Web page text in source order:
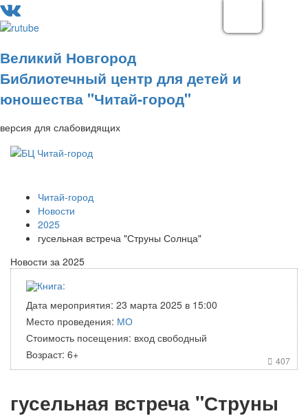
Великий Новгород
Библиотечный центр для детей и
юношества "Читай-город"
версия для слабовидящих
Читай-город
Новости
2025
гусельная встреча "Струны Солнца"
Новости за 2025
Дата мероприятия: 23 марта 2025 в 15:00
Место проведения: МО
Стоимость посещения: вход свободный
Возраст: 6+
 407
гусельная встреча "Струны